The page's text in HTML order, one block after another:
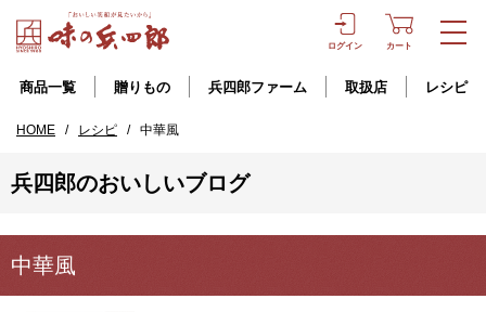
ログイン カート
商品一覧 贈りもの 兵四郎ファーム 取扱店 レシピ
HOME / レシピ / 中華風
兵四郎のおいしいブログ
中華風